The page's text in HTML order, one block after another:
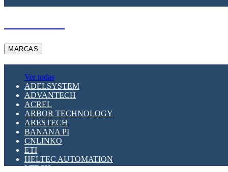
MARCAS
Ver todas
ADELSYSTEM
ADVANTECH
ACREL
ARBOR TECHNOLOGY
ARESTECH
BANANA PI
CNLINKO
ETI
HELTEC AUTOMATION
LTECH